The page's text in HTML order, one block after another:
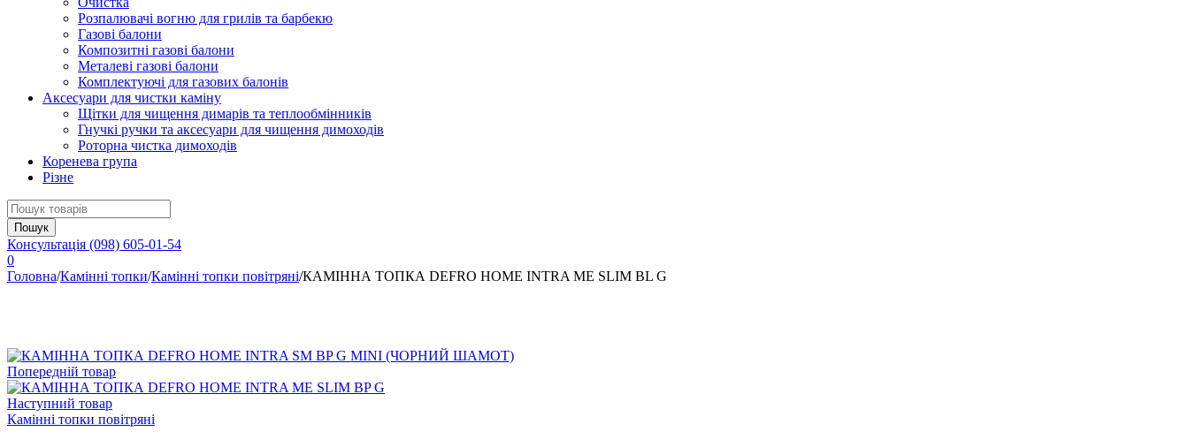
Розпалювачі вогню для грилів та барбекю
Газові балони
Композитні газові балони
Металеві газові балони
Комплектуючі для газових балонів
Аксесуари для чистки каміну
Щітки для чищення димарів та теплообмінників
Гнучкі ручки та аксесуари для чищення димоходів
Роторна чистка димоходів
Коренева група
Різне
Консультація (098) 605-01-54
0
Головна/Камінні топки/Камінні топки повітряні/КАМІННА ТОПКА DEFRO HOME INTRA ME SLIM BL G
Попередній товар
Наступний товар
Камінні топки повітряні